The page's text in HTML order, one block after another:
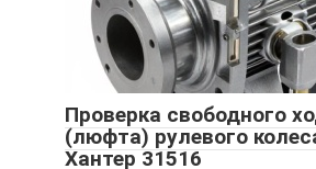
Проверка свободного
(люфта) рулевого
Хантер 31516